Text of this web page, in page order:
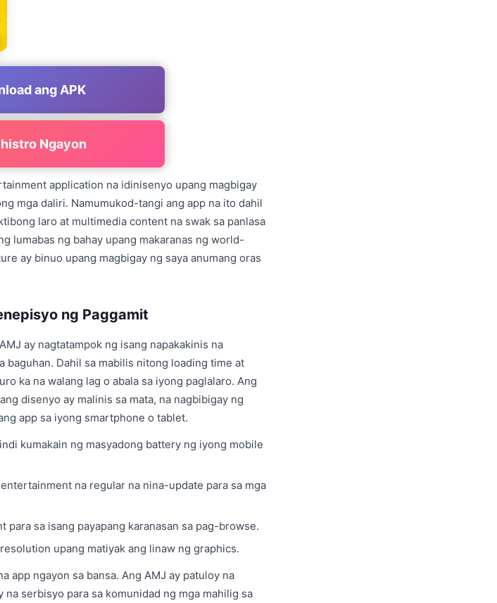
ang APK
Ngayon
application na idinisenyo upang magbigay
mga daliri. Namumukod-tangi ang app na ito dahil
laro at multimedia content na swak sa panlasa
lumabas ng bahay upang makaranas ng world-
ay binuo upang magbigay ng saya anumang oras
ng Paggamit
ay nagtatampok ng isang napakakinis na
Dahil sa mabilis nitong loading time at
ka na walang lag o abala sa iyong paglalaro. Ang
disenyo ay malinis sa mata, na nagbibigay ng
app sa iyong smartphone o tablet.
kumakain ng masyadong battery ng iyong mobile
na regular na nina-update para sa mga
sa isang payapang karanasan sa pag-browse.
upang matiyak ang linaw ng graphics.
app ngayon sa bansa. Ang AMJ ay patuloy na
serbisyo para sa komunidad ng mga mahilig sa